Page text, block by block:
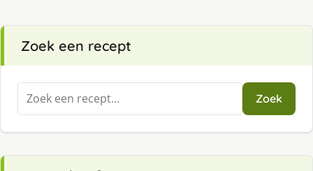
Zoek een recept
Zoeken
naar:
Zoek